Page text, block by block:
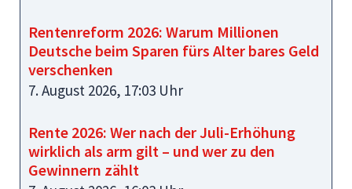
Rentenreform 2026: Warum Millionen
Deutsche beim Sparen fürs Alter bares Geld
verschenken
7. August 2026, 17:03 Uhr
Rente 2026: Wer nach der Juli-Erhöhung
wirklich als arm gilt – und wer zu den
Gewinnern zählt